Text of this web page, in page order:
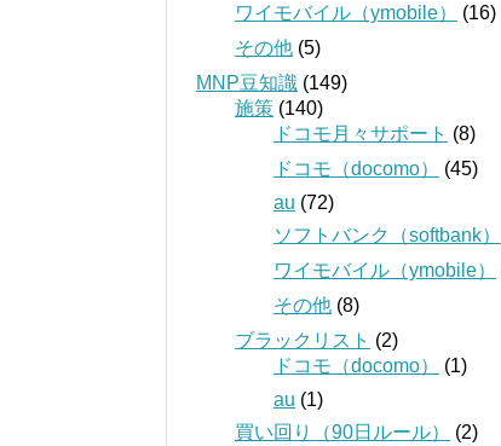
ワイモバイル（ymobile）
(16)
その他 (5)
MNP豆知識 (149)
施策 (140)
ドコモ月々サポート (8)
ドコモ（docomo）
(45)
au (72)
ソフトバンク（softbank）
ワイモバイル（ymobile）
その他 (8)
ブラックリスト (2)
ドコモ（docomo）
(1)
au (1)
買い回り（90日ルール）
(2)